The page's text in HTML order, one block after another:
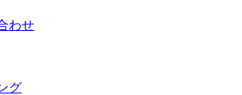
わせ
グ